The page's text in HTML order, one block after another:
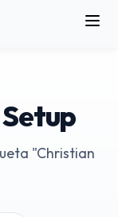
"Christian